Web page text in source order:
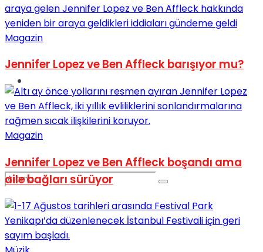
Magazin
Jennifer Lopez ve Ben Affleck barışıyor mu?
Magazin
Jennifer Lopez ve Ben Affleck boşandı ama
aile bağları sürüyor